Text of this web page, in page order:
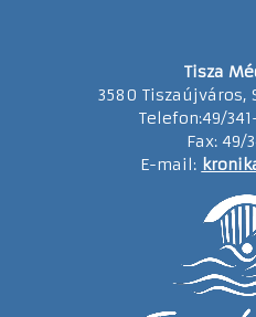
Tisza
3580 Tiszaújváros,
Telefon:49/
Fax: 49/
E-mail: